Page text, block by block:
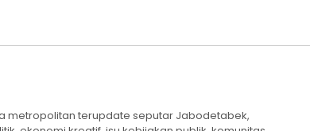
metropolitan terupdate seputar Jabodetabek,